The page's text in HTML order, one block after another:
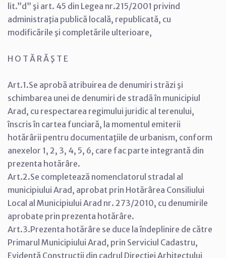
lit.”d” şi art. 45 din Legea nr.215/2001 privind
administraţia publică locală, republicată, cu
modificările şi completările ulterioare,
H O T Ă R Ă Ş T E
Art.1.Se aprobă atribuirea de denumiri strãzi şi
schimbarea unei de denumiri de stradă în municipiul
Arad, cu respectarea regimului juridic al terenului,
înscris în cartea funciară, la momentul emiterii
hotărârii pentru documentaţiile de urbanism, conform
anexelor 1, 2, 3, 4, 5, 6, care fac parte integrantă din
prezenta hotărâre.
Art.2.Se completează nomenclatorul stradal al
municipiului Arad, aprobat prin Hotărârea Consiliului
Local al Municipiului Arad nr. 273/2010, cu denumirile
aprobate prin prezenta hotărâre.
Art.3.Prezenta hotărâre se duce la îndeplinire de către
Primarul Municipiului Arad, prin Serviciul Cadastru,
Evidenţă Construcţii din cadrul Direcţiei Arhitectului